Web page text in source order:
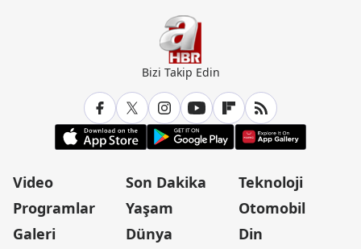
Bizi Takip Edin
Video
Programlar
Galeri
Son Dakika
Yaşam
Dünya
Teknoloji
Otomobil
Din